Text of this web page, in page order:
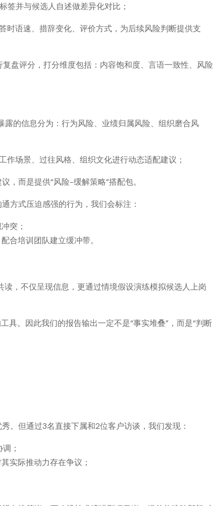
签并与候选人自述做差异化对比；
时语速、措辞变化、评价方式，为后续风险判断提供支
盘评分，打分维度包括：内容饱和度、言语一致性、风险
露的信息分为：行为风险、业绩归属风险、组织磨合风
作场景、过往风格、组织文化进行动态适配建议；
，而是提供“风险-缓解策略”搭配包。
方式压迫感强的行为，我们会标注：
突；
合培训团队建立缓冲带。
读，不仅呈现信息，更通过情境假设演练模拟候选人上岗
具。因此我们的报告输出一定不是“事实堆叠”，而是“判断
。但通过3名直接下属和2位客户访谈，我们发现：
；
实际推动力存在争议；